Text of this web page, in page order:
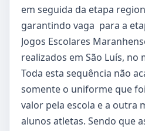
em seguida da etapa
garantindo vaga para a
Jogos Escolares
realizados em São Luís, no
Toda esta sequência não
somente o uniforme que
valor pela escola e a outra
alunos atletas. Sendo que